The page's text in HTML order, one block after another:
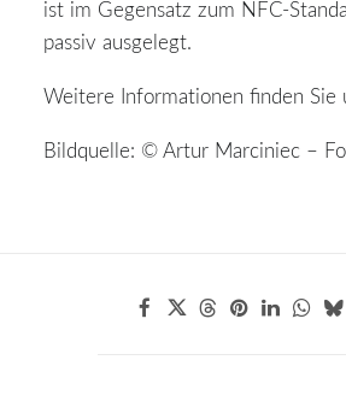
ist im Gegensatz zum NFC-
passiv ausgelegt.
Weitere Informationen finden Sie
Bildquelle: © Artur Marciniec –